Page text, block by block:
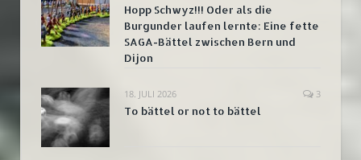
Hopp Schwyz!!! Oder als die
Burgunder laufen lernte: Eine fette
SAGA-Bättel zwischen Bern und
Dijon
18. JULI 2026 3
To bättel or not to bättel